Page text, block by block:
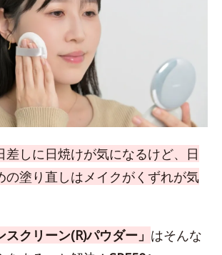
差しに日焼けが気になるけど、日
の塗り直しはメイクがくずれが気
スクリーン(R)パウダー」 はそんな